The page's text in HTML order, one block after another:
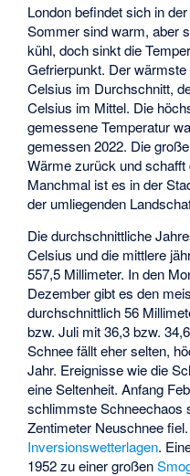
London befindet sich in
Sommer sind warm, aber
kühl, doch sinkt die
Gefrierpunkt. Der
Celsius im Durchschnitt,
Celsius im Mittel. Die
gemessene Temperatur
gemessen 2022. Die
Wärme zurück und schafft
Manchmal ist es in der
der umliegenden
Die durchschnittliche
Celsius und die mittlere
557,5 Millimeter. In den
Dezember gibt es den
durchschnittlich 56
bzw. Juli mit 36,3 bzw.
Schnee fällt eher selten,
Jahr. Ereignisse wie die
eine Seltenheit. Anfang
schlimmste Schneechaos
Zentimeter Neuschnee
Inversionswetterlagen.
1952 zu einer großen